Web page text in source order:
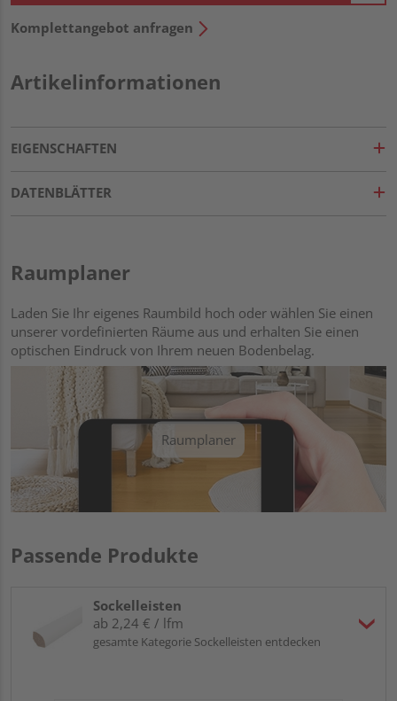
Komplettangebot anfragen
Artikelinformationen
EIGENSCHAFTEN
DATENBLÄTTER
Raumplaner
Laden Sie Ihr eigenes Raumbild hoch oder wählen Sie einen
unserer vordefinierten Räume aus und erhalten Sie einen
optischen Eindruck von Ihrem neuen Bodenbelag.
Raumplaner
Passende Produkte
Sockelleisten
ab 2,24 € / lfm
gesamte Kategorie Sockelleisten entdecken